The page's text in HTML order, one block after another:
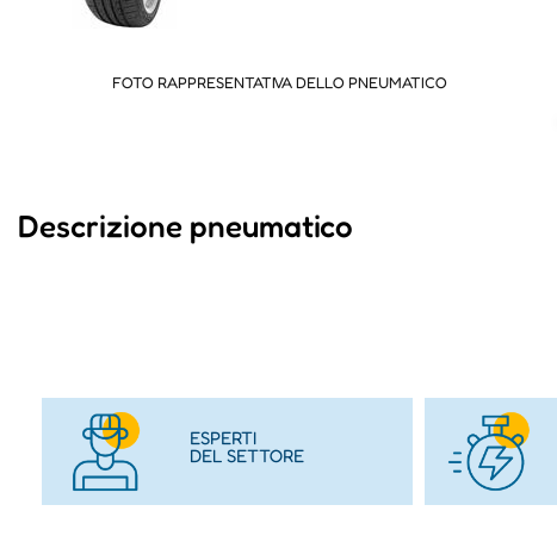
FOTO RAPPRESENTATIVA DELLO PNEUMATICO
Descrizione pneumatico
ESPERTI
DEL SETTORE